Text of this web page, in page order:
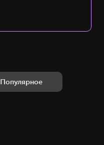
Популярное